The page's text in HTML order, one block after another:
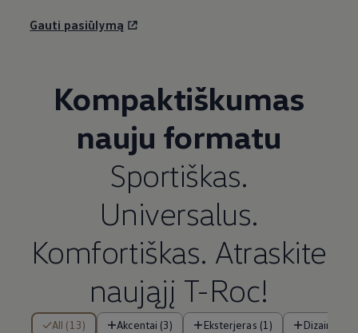
Gauti pasiūlymą
Kompaktiškumas
nauju formatu
Sportiškas.
Universalus.
Komfortiškas. Atraskite
naująjį T-Roc!
All (13) Akcentai (3) Eksterjeras (1) Dizainas (2)
iš Elemento